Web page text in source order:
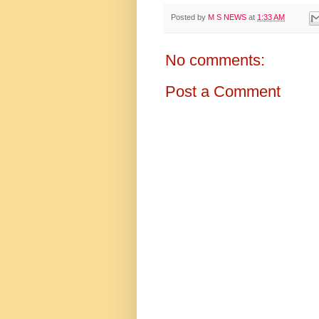
Posted by M S NEWS at 1:33 AM
No comments:
Post a Comment